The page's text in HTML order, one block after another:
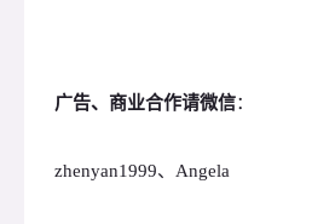
广告、商业合作请微信：
zhenyan1999、Angela